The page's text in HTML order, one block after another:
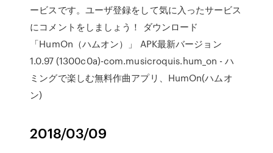
ービスです。ユーザ登録をして気に入ったサービス
にコメントをしましょう！ ダウンロード
「HumOn（ハムオン）」 APK最新バージョン
1.0.97 (1300c0a)-com.musicroquis.hum_on - ハ
ミングで楽しむ無料作曲アプリ、HumOn(ハムオ
ン)
2018/03/09